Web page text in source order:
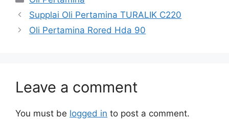
Supplai Oli Pertamina TURALIK C220
Oli Pertamina Rored Hda 90
Leave a comment
You must be logged in to post a comment.